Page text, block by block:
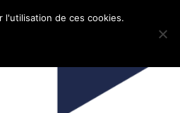
l'utilisation de ces cookies.